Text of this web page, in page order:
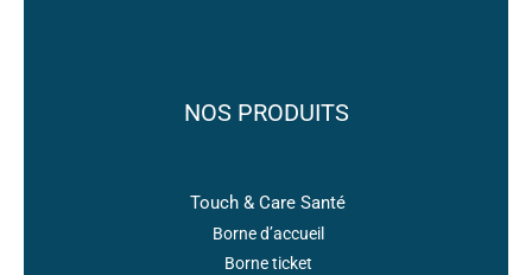
NOS PRODUITS
Touch & Care Santé
Borne d’accueil
Borne ticket